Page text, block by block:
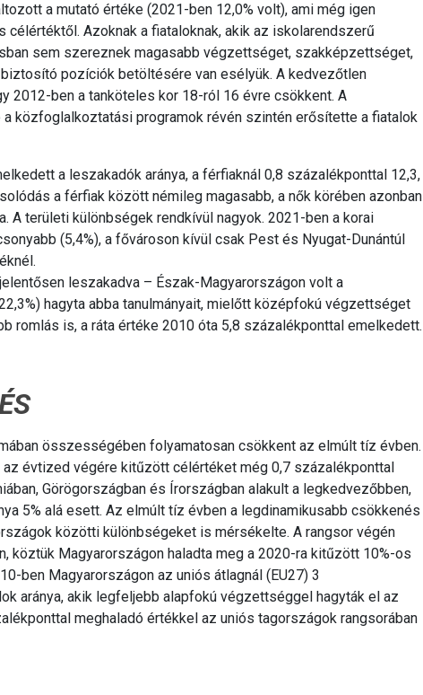
a mutató értéke (2021-ben 12,0% volt), ami még igen
Azoknak a fiataloknak, akik az iskolarendszerű
sem szereznek magasabb végzettséget, szakképzettséget,
pozíciók betöltésére van esélyük. A kedvezőtlen
2012-ben a tanköteles kor 18-ról 16 évre csökkent. A
közfoglalkoztatási programok révén szintén erősítette a fiatalok
a leszakadók aránya, a férfiaknál 0,8 százalékponttal 12,3,
a férfiak között némileg magasabb, a nők körében azonban
A területi különbségek rendkívül nagyok. 2021-ben a korai
(5,4%), a fővároson kívül csak Pest és Nyugat-Dunántúl
leszakadva – Észak-Magyarországon volt a
hagyta abba tanulmányait, mielőtt középfokú végzettséget
romlás is, a ráta értéke 2010 óta 5,8 százalékponttal emelkedett.
összességében folyamatosan csökkent az elmúlt tíz évben.
évtized végére kitűzött célértéket még 0,7 százalékponttal
Görögországban és Írországban alakult a legkedvezőbben,
5% alá esett. Az elmúlt tíz évben a legdinamikusabb csökkenés
közötti különbségeket is mérsékelte. A rangsor végén
köztük Magyarországon haladta meg a 2020-ra kitűzött 10%-os
ben Magyarországon az uniós átlagnál (EU27) 3
aránya, akik legfeljebb alapfokú végzettséggel hagyták el az
meghaladó értékkel az uniós tagországok rangsorában